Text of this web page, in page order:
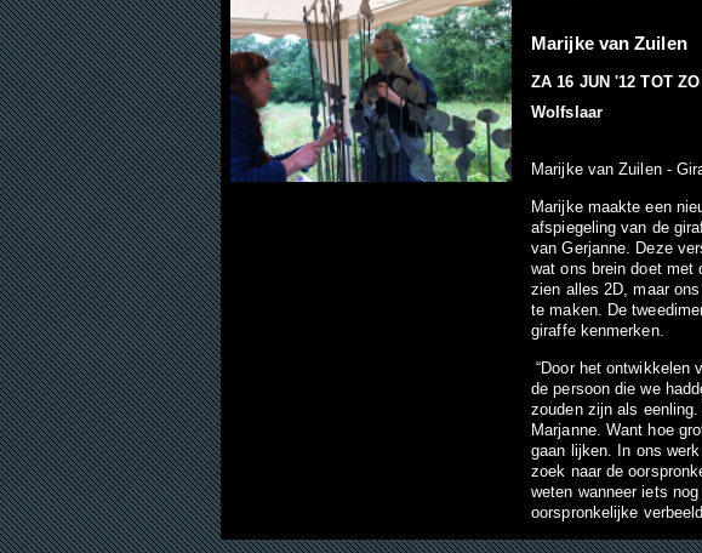
Marijke van Zuilen
ZA 16 JUN '12 TOT
Wolfslaar
Marijke van Zuilen -
Marijke maakte een
afspiegeling van de
van Gerjanne. Deze
wat ons brein doet met
zien alles 2D, maar
te maken. De
giraffe kenmerken.
“Door het ontwikkelen
de persoon die we
zouden zijn als
Marjanne. Want hoe
gaan lijken. In ons
zoek naar de
weten wanneer iets
oorspronkelijke